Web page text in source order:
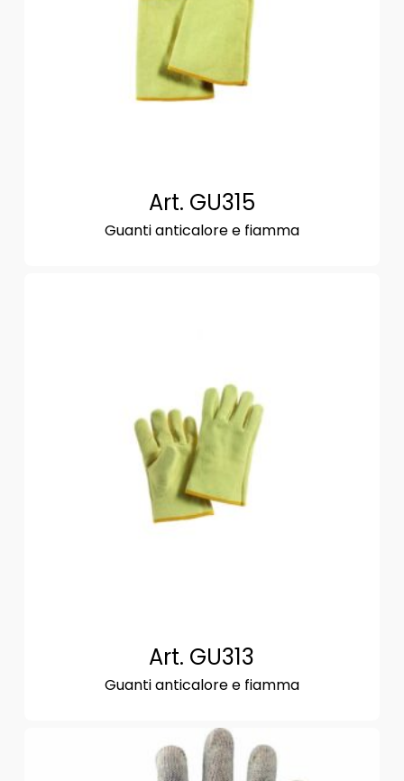
Art. GU315
Guanti anticalore e fiamma
Art. GU313
Guanti anticalore e fiamma